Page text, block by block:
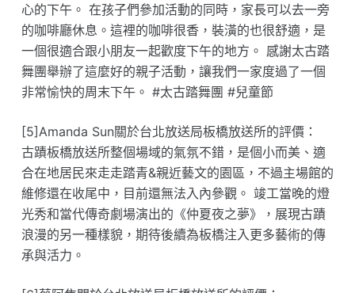
心的下午。 在孩子們參加活動的同時，家長可以去一旁
的咖啡廳休息。這裡的咖啡很香，裝潢的也很舒適，是
一個很適合跟小朋友一起歡度下午的地方。 感謝太古踏
舞團舉辦了這麼好的親子活動，讓我們一家度過了一個
非常愉快的周末下午。 #太古踏舞團 #兒童節
[5]Amanda Sun關於台北放送局板橋放送所的評價：
古蹟板橋放送所整個場域的氣氛不錯，是個小而美、適
合在地居民來走走踏青&親近藝文的園區，不過主場館的
維修還在收尾中，目前還無法入內參觀。 竣工當晚的燈
光秀和當代傳奇劇場演出的《仲夏夜之夢》，展現古蹟
浪漫的另一種樣貌，期待後續為板橋注入更多藝術的傳
承與活力。